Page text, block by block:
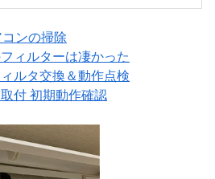
ンの掃除
ィルターは凄かった
ルタ交換＆動作点検
付 初期動作確認